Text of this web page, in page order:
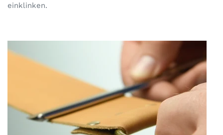
einklinken.